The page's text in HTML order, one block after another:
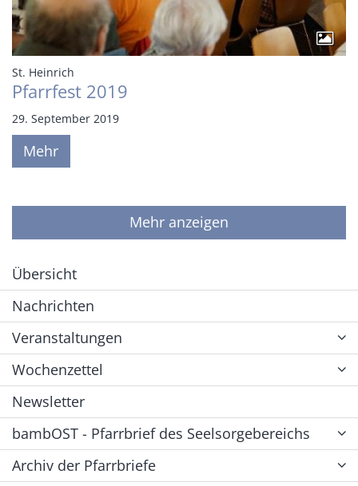
St. Heinrich
Pfarrfest 2019
29. September 2019
Mehr
Mehr anzeigen
Übersicht
Nachrichten
Veranstaltungen
Wochenzettel
Newsletter
bambOST - Pfarrbrief des Seelsorgebereichs
Archiv der Pfarrbriefe